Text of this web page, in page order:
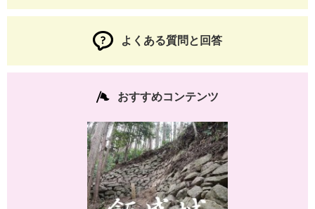
よくある質問と回答
おすすめコンテンツ